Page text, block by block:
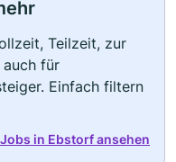
Teilzeit, zur
für
Einfach filtern
in Ebstorf ansehen